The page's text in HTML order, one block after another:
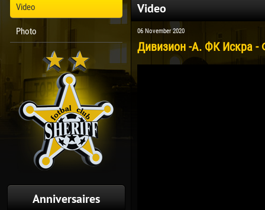
Video
Photo
Anniversaires
Video
06 November 2020
Дивизион -А. ФК Искра -